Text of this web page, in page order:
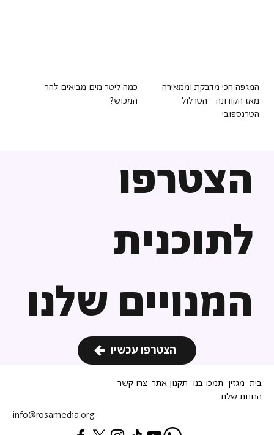
הצטרפו
לתוכנית
המנויים שלנו
הצטרפו עכשיו
המגפה הכי מדבקת וממאירה
מאז הקורונה - הטרלול
הטרנספובי
כמה ליטר מים מביאים להר
המכוש?
info@rosamedia.org
בית מגזין תמכו בנו תקנון אתר צרו קשר
החנות שלנו